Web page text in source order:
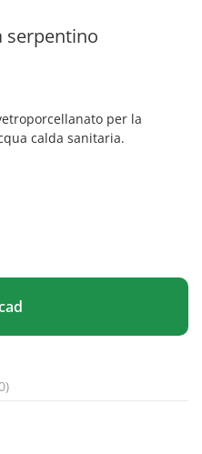
serpentino
per la
calda sanitaria.